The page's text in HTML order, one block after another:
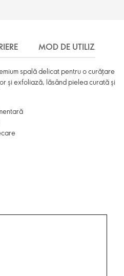
MOD DE UTILIZARE
spală delicat pentru o curățare
și exfoliază, lăsând pielea curată și